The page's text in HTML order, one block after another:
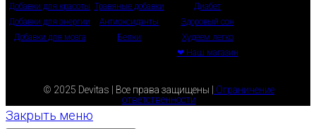
Добавки для красоты
Добавки для энергии
Добавки для мозга
Травяные добавки
Антиоксиданты
Белки
Диабет
Здоровый сон
Худеем легко
❤ Наш магазин
© 2025 Devitas | Все права защищены |
Ограничение
ответственности
Закрыть меню